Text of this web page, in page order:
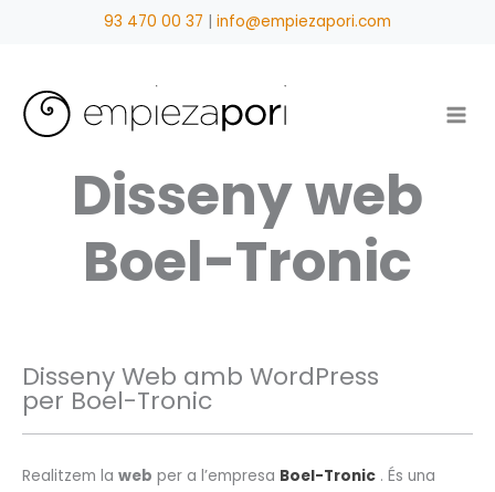
93 470 00 37 | info@empiezapori.com
Disseny web
Boel-Tronic
Disseny Web amb WordPress
per Boel-Tronic
Realitzem la web per a l’empresa Boel-Tronic . És una